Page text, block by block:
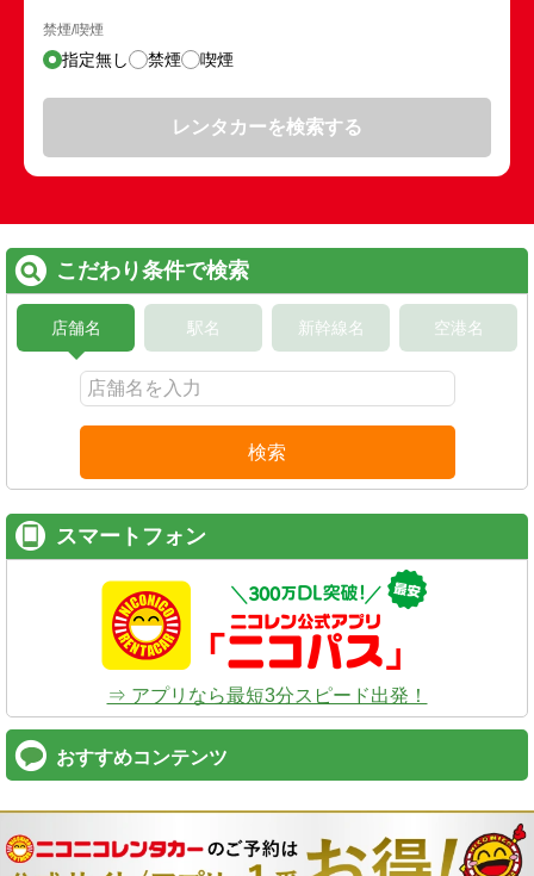
禁煙/喫煙
指定無し 禁煙 喫煙
レンタカーを検索する
こだわり条件で検索
店舗名 駅名 新幹線名 空港名
検索
スマートフォン
⇒ アプリなら最短3分スピード出発！
おすすめコンテンツ